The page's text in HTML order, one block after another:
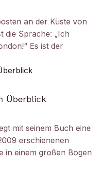
an der Küste von
die Sprache: „Ich
Es ist der
Überblick
mit seinem Buch eine
erschienenen
in einem großen Bogen